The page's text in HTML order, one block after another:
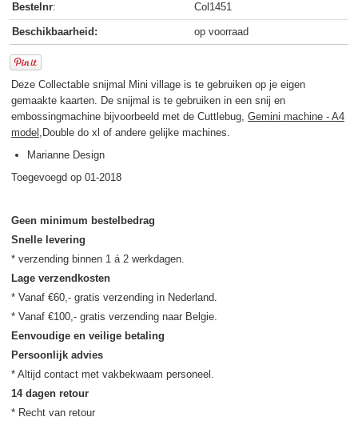
Bestelnr: Col1451
Beschikbaarheid: op voorraad
Deze Collectable snijmal Mini village is te gebruiken op je eigen
gemaakte kaarten. De snijmal is te gebruiken in een snij en
embossingmachine bijvoorbeeld met de Cuttlebug, Gemini machine - A4
model ,Double do xl of andere gelijke machines.
Marianne Design
Toegevoegd op 01-2018
Geen minimum bestelbedrag
Snelle levering
Lage verzendkosten
* Vanaf €60,- gratis verzending in Nederland.
Eenvoudige en veilige betaling
Persoonlijk advies
14 dagen retour